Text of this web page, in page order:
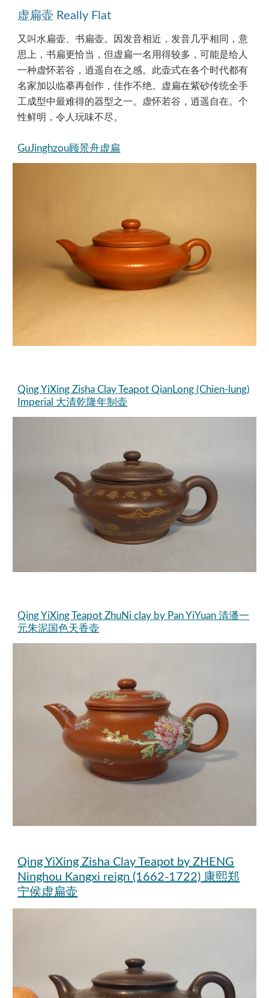
虚扁壶 Really Flat
又叫水扁壶、书扁壶。因发音相近，发音几乎相同，意
思上，书扁更恰当，但虚扁一名用得较多，可能是给人
一种虚怀若谷，逍遥自在之感。此壶式在各个时代都有
名家加以临摹再创作，佳作不绝。虚扁在紫砂传统全手
工成型中最难得的器型之一。虚怀若谷，逍遥自在。个
性鲜明，令人玩味不尽。
GuJinghzou顾景舟虚扁
Qing YiXing Zisha Clay Teapot QianLong (Chien-lung)
Imperial 大清乾隆年制壶
Qing YiXing Teapot ZhuNi clay by Pan YiYuan 清潘一
元朱泥国色天香壶
Qing YiXing Zisha Clay Teapot by ZHENG
Ninghou Kangxi reign (1662-1722) 康熙郑
宁侯虚扁壶